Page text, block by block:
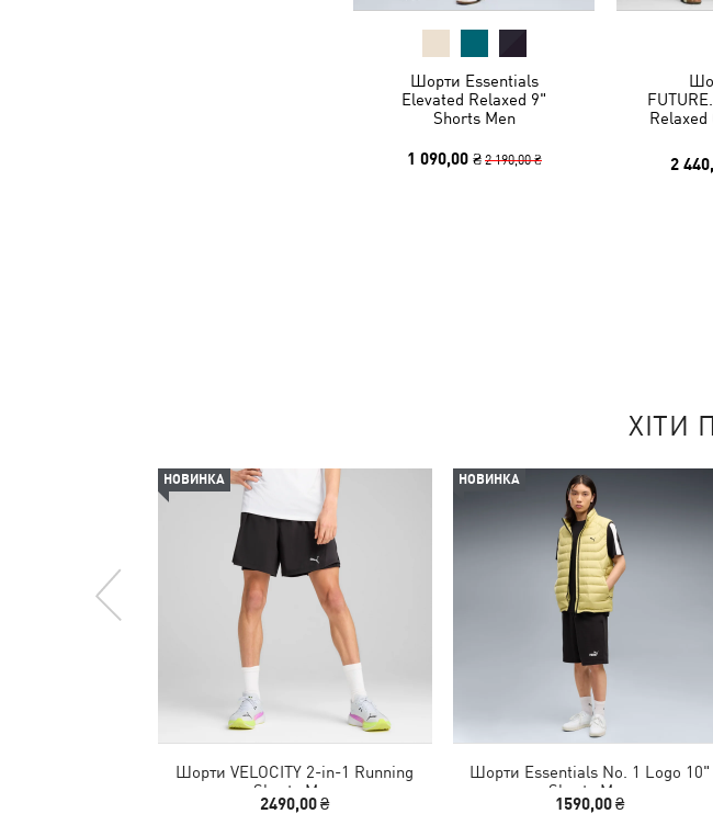
Шорти Essentials
Elevated Relaxed 9"
Shorts Men
1 090,00 ₴ 2 190,00 ₴ 2
ХІТИ
НОВИНКА
Шорти VELOCITY 2-in-1 Running
Shorts Men
2490,00 ₴
НОВИНКА
Шорти Essentials No. 1 Logo 10"
Shorts Men
1590,00 ₴